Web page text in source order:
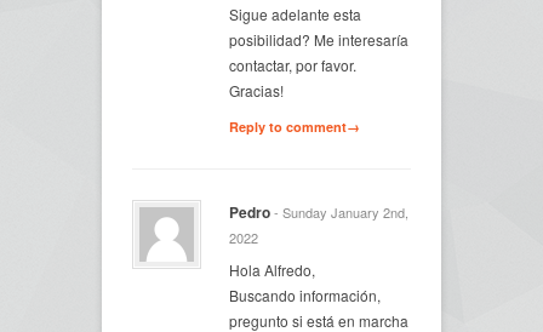
Sigue adelante esta
posibilidad? Me interesaría
contactar, por favor.
Gracias!
Reply to comment→
Pedro- Sunday January 2nd,
2022
Hola Alfredo,
Buscando información,
pregunto si está en marcha